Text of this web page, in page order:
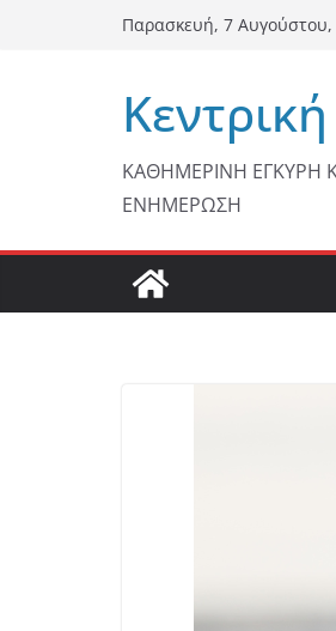
Παρασκευή, 7 Αυγούστου,
ΚΑΘΗΜΕΡΙΝΗ ΕΓΚΥΡΗ
ΕΝΗΜΕΡΩΣΗ